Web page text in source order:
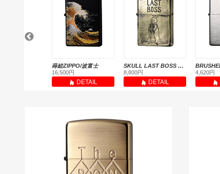
蒔絵ZIPPO/波富士
16,500円
DETAIL
SKULL LAST BOSS <ラスボス的あなたへ。>
8,800円
DETAIL
4,620円